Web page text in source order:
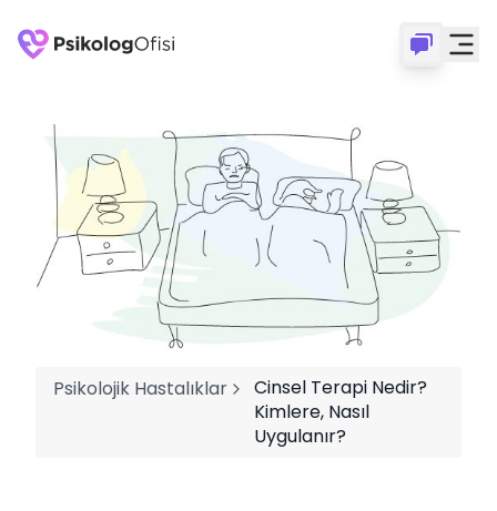
Psikolojik Hastalıklar
Cinsel Terapi Nedir?
Kimlere, Nasıl
Uygulanır?